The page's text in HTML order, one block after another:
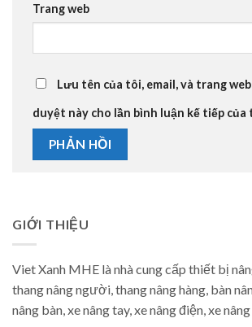
Trang web
Lưu tên của tôi, email, và trang
duyệt này cho lần bình luận kế tiếp của
GIỚI THIỆU
Viet Xanh MHE là nhà cung cấp thiết bị
thang nâng người, thang nâng hàng, bàn
nâng bàn, xe nâng tay, xe nâng điện, xe